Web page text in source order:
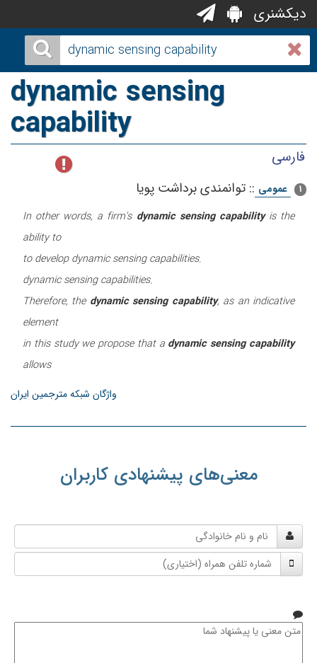
دیکشنری
dynamic sensing
capability
فارسی
1 عمومی :: توانمندی برداشت پویا
In other words, a firm's dynamic sensing capabilityis the
ability to
to develop dynamic sensing capabilities.
dynamic sensing capabilities.
Therefore, the dynamic sensing capability, as an indicative
element
in this study we propose that a dynamic sensing capability
allows
واژگان شبکه مترجمین ایران
معنی‌های پیشنهادی کاربران
و
نام
خانوادگی
شماره
تلفن
متن